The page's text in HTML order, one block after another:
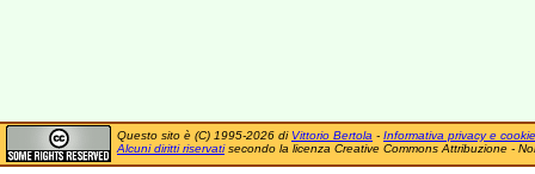
Questo sito è (C) 1995-2026 di Vittorio Bertola - Informativa privacy e cookie
Alcuni diritti riservatisecondo la licenza Creative Commons Attribuzione -